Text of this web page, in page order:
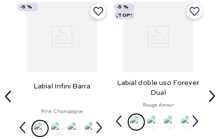
-5 %
Labial Infini Barra
Pink Champagne
-5 %
¡TOP!
Labial doble uso Forever
Dual
Rouge Amour